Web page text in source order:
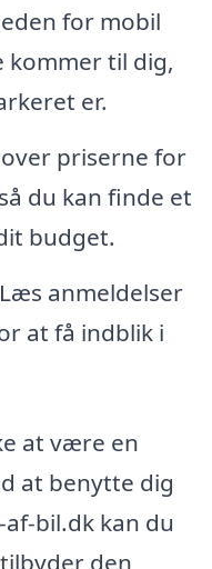
for mobil
til dig,
er.
priserne for
du kan finde et
budget.
Læs anmeldelser
at få indblik i
at være en
at benytte dig
bil.dk kan du